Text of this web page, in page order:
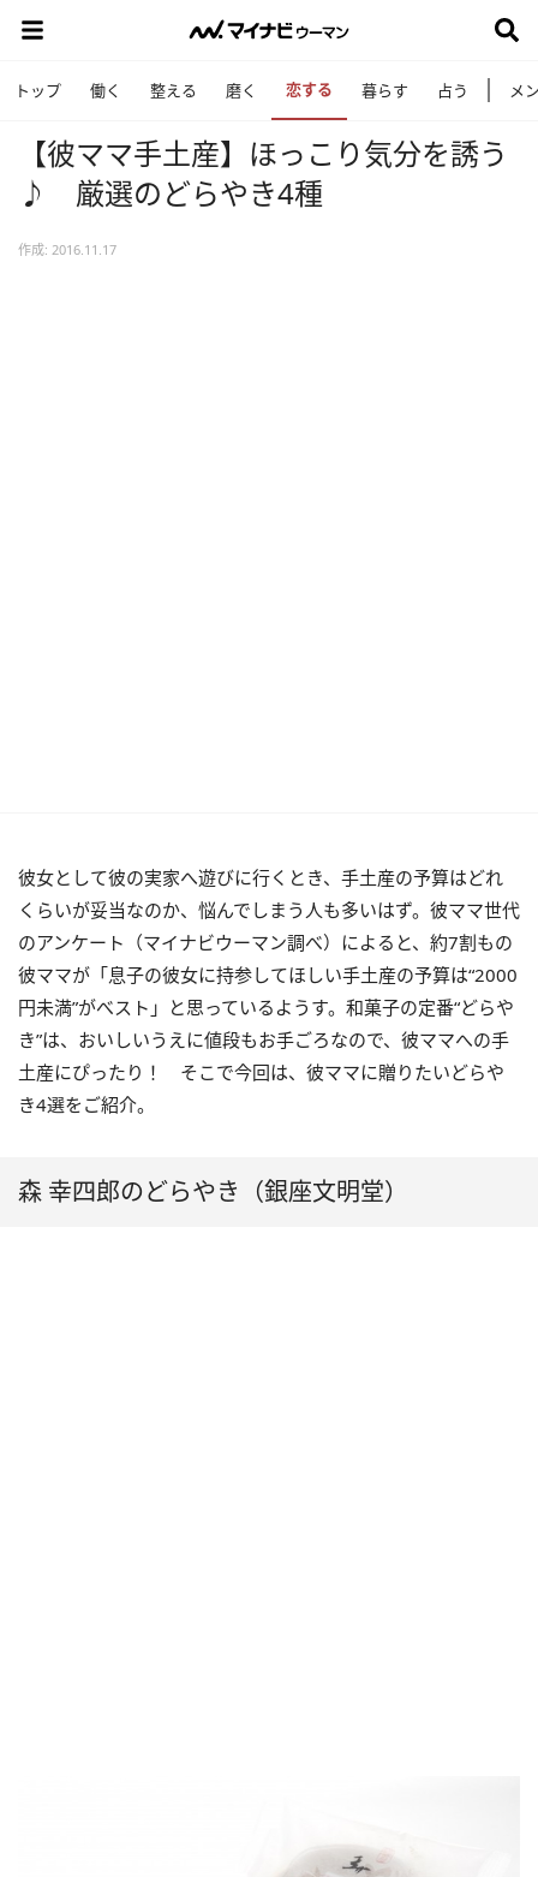
トップ 働く 整える 磨く 恋する 暮らす 占う メ
【彼ママ手土産】ほっこり気分を誘う
♪ 厳選のどらやき4種
作成: 2016.11.17
彼女として彼の実家へ遊びに行くとき、手土産の予算はどれ
くらいが妥当なのか、悩んでしまう人も多いはず。彼ママ世代
のアンケート（マイナビウーマン調べ）によると、約7割もの
彼ママが「息子の彼女に持参してほしい手土産の予算は“2000
円未満”がべスト」と思っているようす。和菓子の定番“どらや
き”は、おいしいうえに値段もお手ごろなので、彼ママへの手
土産にぴったり！ そこで今回は、彼ママに贈りたいどらや
き4選をご紹介。
森 幸四郎のどらやき（銀座文明堂）